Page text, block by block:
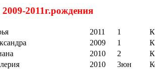
2011г.рождения
2011 1
2009 1
2010 2
2010 3юн